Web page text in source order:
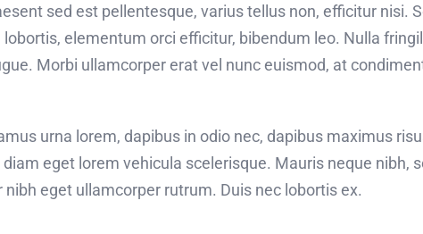
sed est pellentesque, varius tellus non, efficitur nisi.
elementum orci efficitur, bibendum leo. Nulla
Morbi ullamcorper erat vel nunc euismod, at
urna lorem, dapibus in odio nec, dapibus maximus
eget lorem vehicula scelerisque. Mauris neque nibh,
eget ullamcorper rutrum. Duis nec lobortis ex.